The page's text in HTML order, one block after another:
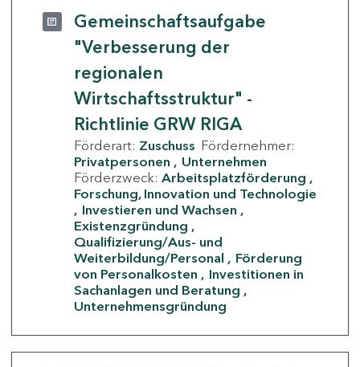
Gemeinschaftsaufgabe
"Verbesserung der
regionalen
Wirtschaftsstruktur" -
Richtlinie GRW RIGA
Förderart: Zuschuss Fördernehmer:
Privatpersonen
Unternehmen
Förderzweck: Arbeitsplatzförderung
Forschung, Innovation und Technologie
Investieren und Wachsen
Existenzgründung
Qualifizierung/Aus- und
Weiterbildung/Personal
Förderung
von Personalkosten
Investitionen in
Sachanlagen und Beratung
Unternehmensgründung